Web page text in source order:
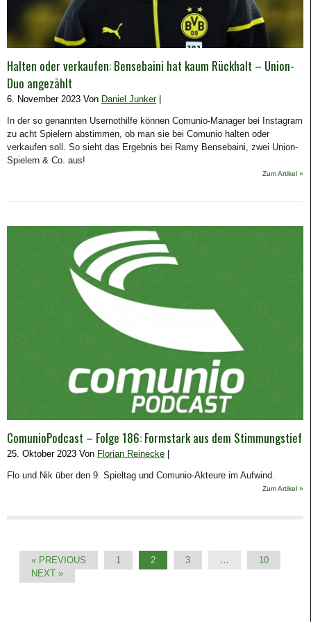
Halten oder verkaufen: Bensebaini hat kaum Rückhalt – Union-
Duo angezählt
6. November 2023 Von Daniel Junker|
In der so genannten Usernothilfe können Comunio-Manager bei Instagram
zu acht Spielern abstimmen, ob man sie bei Comunio halten oder
verkaufen soll. So sieht das Ergebnis bei Ramy Bensebaini, zwei Union-
Spielern & Co. aus!
Zum Artikel »
ComunioPodcast – Folge 186: Formstark aus dem Stimmungstief
25. Oktober 2023 Von Florian Reinecke
Flo und Nik über den 9. Spieltag und Comunio-Akteure im Aufwind.
Zum Artikel »
« PREVIOUS 1 2 3
10
NEXT »